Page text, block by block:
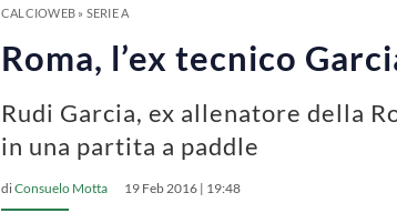
CALCIOWEB» SERIE A
Roma, l’ex tecnico
Rudi Garcia, ex allenatore della
in una partita a paddle
diConsuelo Motta 19 Feb 2016 | 19:48